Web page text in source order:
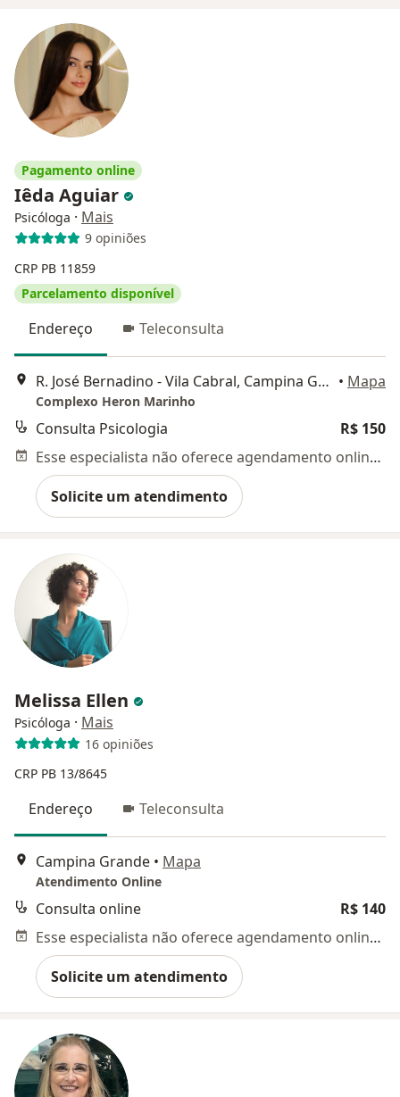
Pagamento online
Iêda Aguiar
Psicóloga · Mais
9 opiniões
CRP PB 11859
Parcelamento disponível
Endereço Teleconsulta
R. José Bernadino - Vila Cabral, Campina Grande • Mapa
Complexo Heron Marinho
Consulta Psicologia
R$ 150
Esse especialista não oferece agendamento online para esse endereço.
Solicite um atendimento
Melissa Ellen
Psicóloga · Mais
16 opiniões
CRP PB 13/8645
Endereço Teleconsulta
Campina Grande • Mapa
Atendimento Online
Consulta online
R$ 140
Esse especialista não oferece agendamento online para esse endereço.
Solicite um atendimento